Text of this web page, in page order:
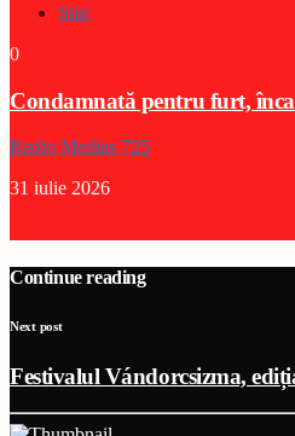
Stiri
0
Condamnată pentru furt,
Radio Medias 725
31 iulie 2026
Continue reading
Next post
Festivalul Vándorcsizma,